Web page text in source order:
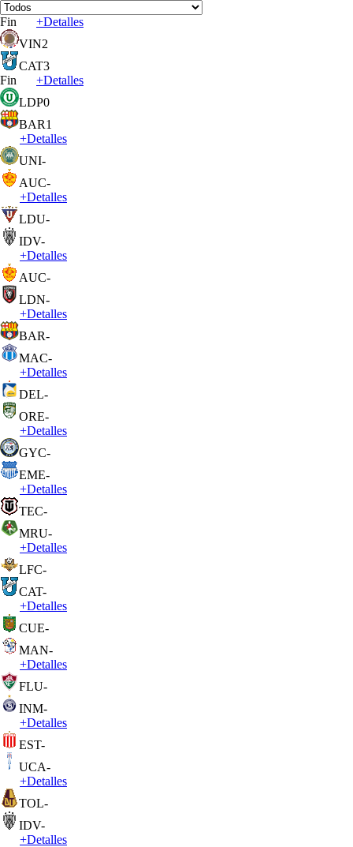
Fin +Detalles
VIN2
CAT3
Fin
+Detalles
LDP0
BAR1
+Detalles
UNI-
AUC-
+Detalles
LDU-
IDV-
+Detalles
AUC-
LDN-
+Detalles
BAR-
MAC-
+Detalles
DEL-
ORE-
+Detalles
GYC-
EME-
+Detalles
TEC-
MRU-
+Detalles
LFC-
CAT-
+Detalles
CUE-
MAN-
+Detalles
FLU-
INM-
+Detalles
EST-
UCA-
+Detalles
TOL-
IDV-
+Detalles